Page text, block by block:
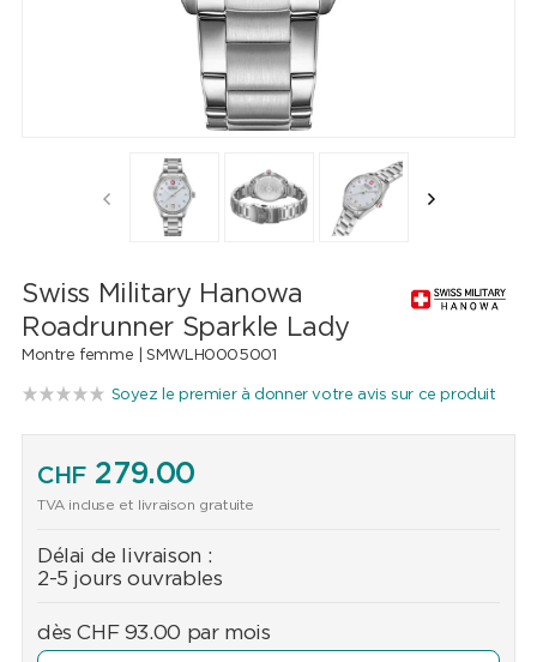
Swiss Military Hanowa
Roadrunner Sparkle Lady
Montre femme |SMWLH0005001
Soyez le premier à donner votre avis sur ce produit
CHF279.00
TVA incluse et livraison gratuite
Délai de livraison :
2-5 jours ouvrables
dèsCHF 93.00 par mois